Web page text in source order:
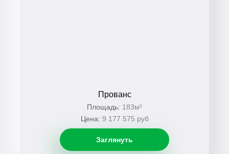
Прованс
Площадь: 183м²
Цена: 9 177 575 руб
Заглянуть